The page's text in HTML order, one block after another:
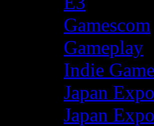
Gamescom
Gameplay
Indie
Japan
Japan